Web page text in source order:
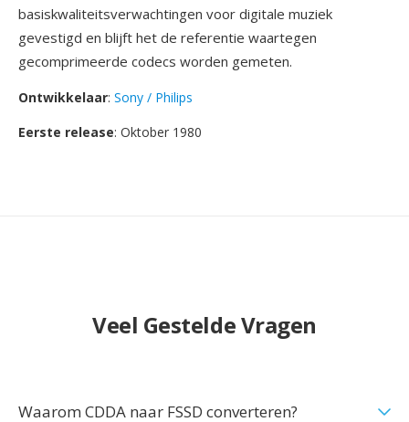
basiskwaliteitsverwachtingen voor digitale muziek
gevestigd en blijft het de referentie waartegen
gecomprimeerde codecs worden gemeten.
Ontwikkelaar: Sony / Philips
Eerste release: Oktober 1980
Veel Gestelde Vragen
Waarom CDDA naar FSSD converteren?